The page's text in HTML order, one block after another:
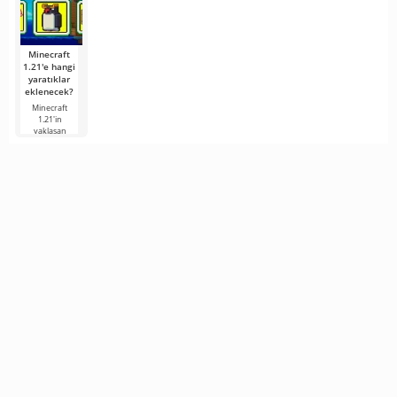
Minecraft
1.21'e hangi
yaratıklar
eklenecek?
Minecraft
1.21'in
yaklaşan